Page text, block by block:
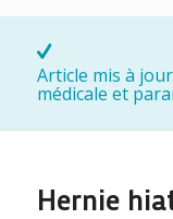
Article mis à
médicale et
Hernie